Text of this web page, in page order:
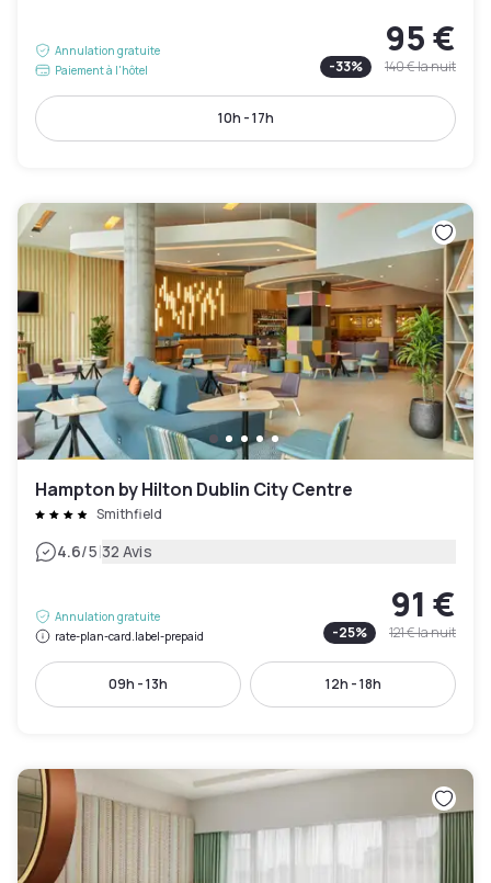
Annulation gratuite
Paiement à l'hôtel
95 €
-33% 140 €la nuit
10h - 17h
Hampton by Hilton Dublin City Centre
Smithfield
4.6/5|32 Avis
Annulation gratuite
rate-plan-card.label-prepaid
91 €
-25% 121 €la nuit
09h - 13h 12h - 18h